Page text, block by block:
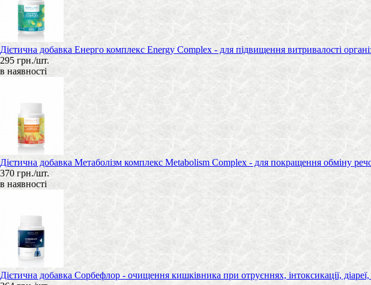
Дієтична добавка Енерго комплекс Energy Complex - для підвищення витривалості
295 грн./шт.
в наявності
Дієтична добавка Метаболізм комплекс Metabolism Complex - для покращення обміну
370 грн./шт.
в наявності
Дієтична добавка Сорбефлор - очищення кишківника при отруєннях, інтоксикації, діареї,